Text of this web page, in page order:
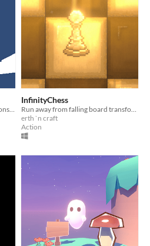
InfinityChess
erth `n craft
Action